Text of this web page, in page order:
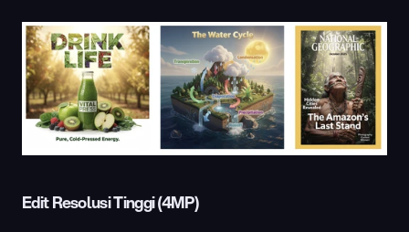
Edit Resolusi Tinggi (4MP)